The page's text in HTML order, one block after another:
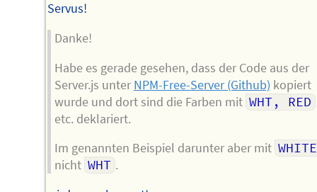
Servus!
Danke!
Habe es gerade gesehen, dass der Code aus der
Server.js unter NPM-Free-Server (Github) kopiert
wurde und dort sind die Farben mit WHT, RED
etc. deklariert.
Im genannten Beispiel darunter aber mit WHITE
nicht WHT .